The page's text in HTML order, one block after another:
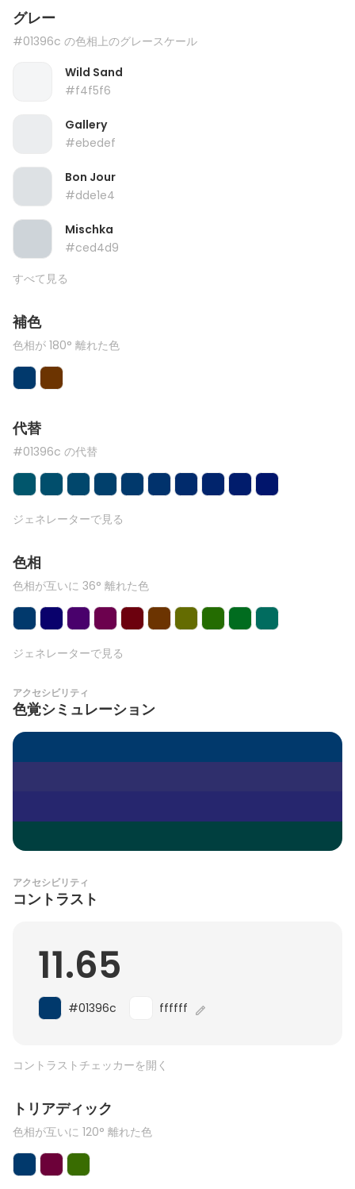
グレー
#01396c の色相上のグレースケール
Wild Sand
#f4f5f6
Gallery
#ebedef
Bon Jour
#dde1e4
Mischka
#ced4d9
すべて見る
補色
色相が 180° 離れた色
代替
#01396c の代替
ジェネレーターで見る
色相
色相が互いに 36° 離れた色
ジェネレーターで見る
アクセシビリティ
色覚シミュレーション
アクセシビリティ
コントラスト
11.65
#01396c ffffff
コントラストチェッカーを開く
トリアディック
色相が互いに 120° 離れた色